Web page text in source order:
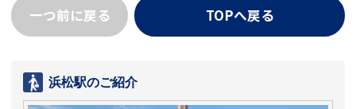
一つ前に戻る TOPへ戻る
浜松駅のご紹介